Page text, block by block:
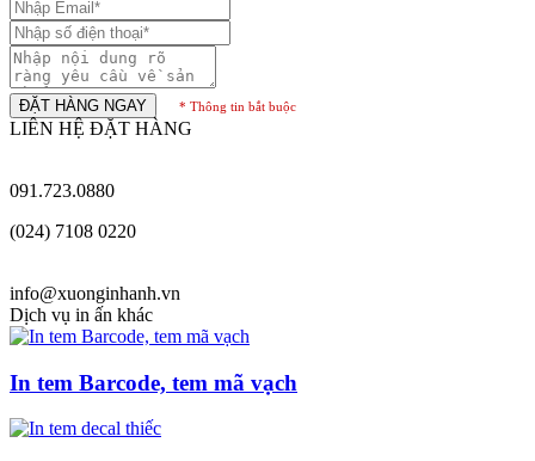
ĐẶT HÀNG NGAY * Thông tin bắt buộc
LIÊN HỆ ĐẶT HÀNG
091.723.0880
(024) 7108 0220
info@xuonginhanh.vn
Dịch vụ in ấn khác
In tem Barcode, tem mã vạch